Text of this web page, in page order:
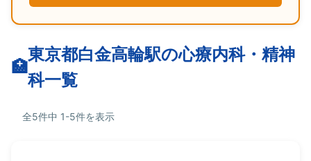
東京都白金高輪駅の心療内科・精神
科一覧
全5件中 1-5件を表示